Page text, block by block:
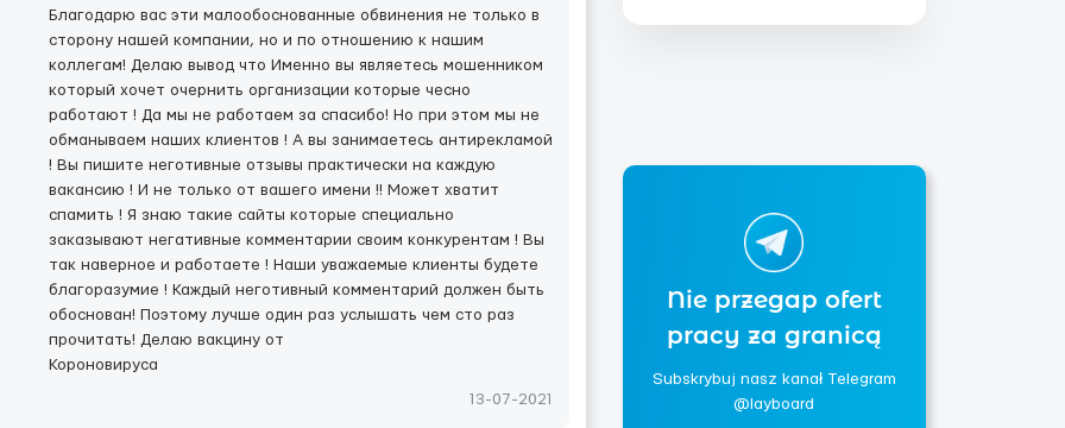
Благодарю вас эти малообоснованные обвинения не только в
сторону нашей компании, но и по отношению к нашим
коллегам! Делаю вывод что Именно вы являетесь мошенником
который хочет очернить организации которые чесно
работают ! Да мы не работаем за спасибо! Но при этом мы не
обманываем наших клиентов ! А вы занимаетесь антирекламой
! Вы пишите неготивные отзывы практически на каждую
вакансию ! И не только от вашего имени !! Может хватит
спамить ! Я знаю такие сайты которые специально
заказывают негативные комментарии своим конкурентам ! Вы
так наверное и работаете ! Наши уважаемые клиенты будете
благоразумие ! Каждый неготивный комментарий должен быть
обоснован! Поэтому лучше один раз услышать чем сто раз
прочитать! Делаю вакцину от
Короновируса
13-07-2021
Nie przegap ofert
pracy za granicą
Subskrybuj nasz kanał Telegram
@layboard